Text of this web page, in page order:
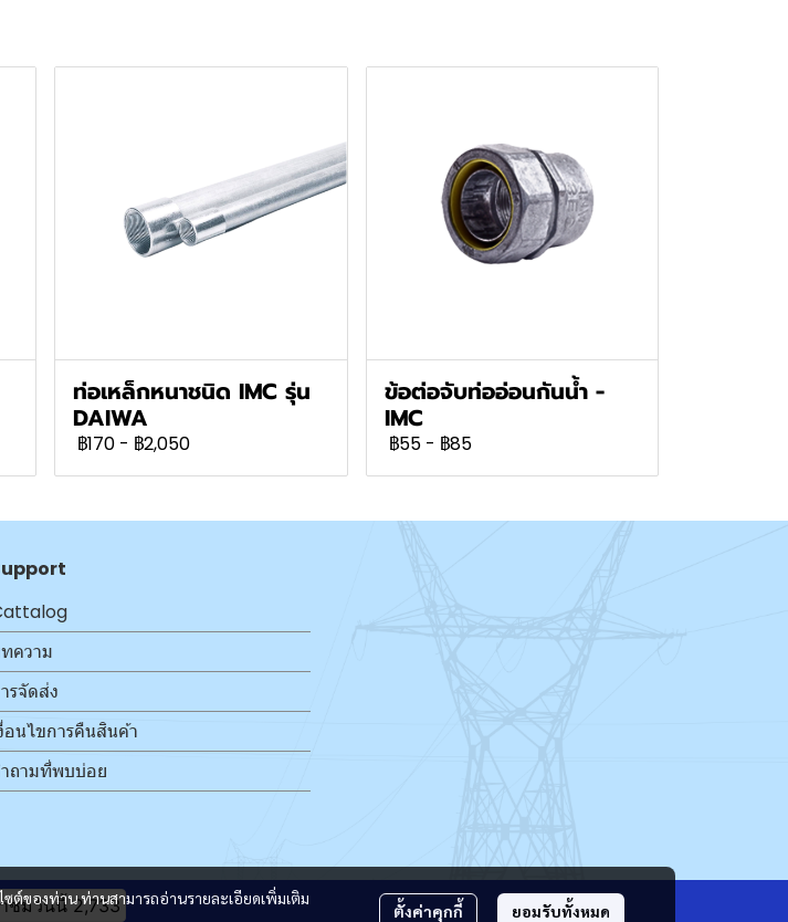
ท่อเหล็กหนาชนิด IMC รุ่น
DAIWA
฿170 - ฿2,050
ข้อต่อจับท่ออ่อนกันน้ำ -
IMC
฿55 - ฿85
ต์ของท่าน ท่านสามารถอ่านรายละเอียดเพิ่มเติม
ตั้งค่าคุกกี้ ยอมรับทั้งหมด
ความ
รจัดส่ง
อนไขการคืนสินค้า
ถามที่พบบ่อย
าชมวันนี้2,733